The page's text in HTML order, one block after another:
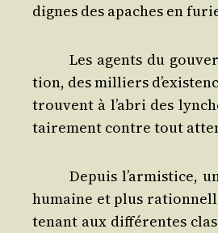
dignes des apaches en
Les agents du
tion, des mil­liers
trouvent à l’a­bri des
tai­re­ment contre tout
Depuis l’ar­mis­tice,
humaine et plus
te­nant aux dif­fé­rentes